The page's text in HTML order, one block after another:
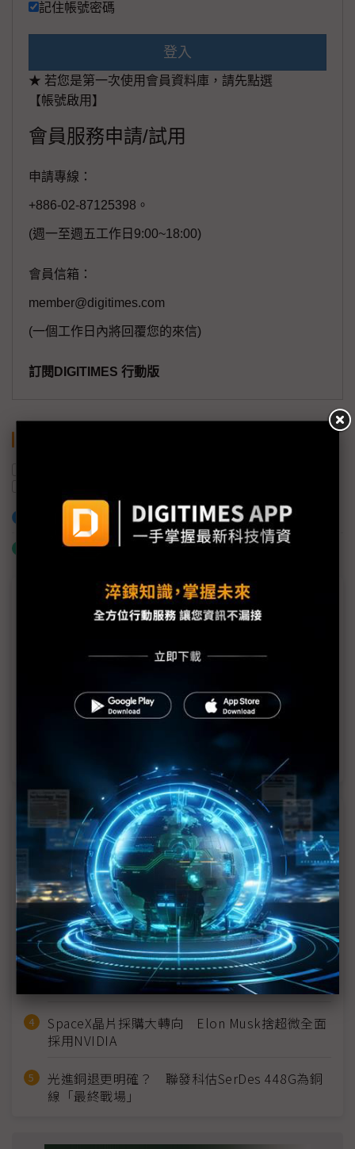
記住帳號密碼
登入
★ 若您是第一次使用會員資料庫，請先點選
【帳號啟用】
會員服務申請/試用
申請專線：
+886-02-87125398。
(週一至週五工作日9:00~18:00)
會員信箱：
member@digitimes.com
(一個工作日內將回覆您的來信)
訂閱DIGITIMES 行動版
加入已選取到「關鍵字追蹤」
什麼是「關鍵字追蹤」
議題精選－中系鋰電池衝美國製造遇阻
衝美國製造卻一地雞毛 中國鋰電池廠國軒高科美廠
美國擬對關鍵礦產課稅 恐疊高鋰電池製造成本
近７天熱門報導
MLCC訂單過熱、出貨比創高 村田示警全球AI基
建熱潮將趨緩
2027全年記憶體產能提前售罄 買家「祕而不
宣」只怕買不夠
英特爾EMIB良率達標 聯發科第2代ASIC產品
2028準時量產
SpaceX晶片採購大轉向 Elon Musk捨超微全面
採用NVIDIA
光進銅退更明確？ 聯發科估SerDes 448G為銅
線「最終戰場」